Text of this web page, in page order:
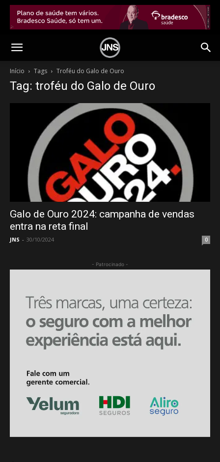
Início Tags Troféu do Galo de Ouro
Tag: troféu do Galo de Ouro
Galo de Ouro 2024: campanha de vendas
entra na reta final
JNS - 30/10/2024 0
- Patrocinado -